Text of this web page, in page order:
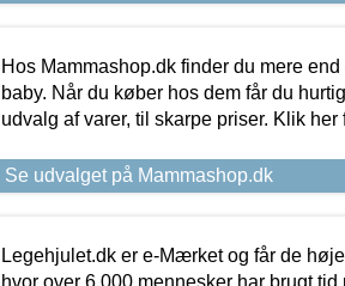
Hos Mammashop.dk finder du mere
baby. Når du køber hos dem får du
udvalg af varer, til skarpe priser. Klik her
Se udvalget på Mammashop.dk
Legehjulet.dk er e-Mærket og får de